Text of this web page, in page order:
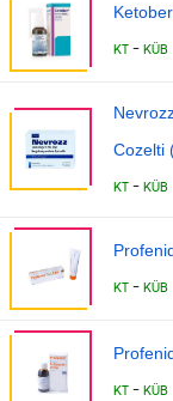
KT - KÜB
Cozelti
KT - KÜB
KT - KÜB
KT - KÜB